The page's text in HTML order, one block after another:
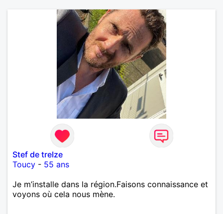
Stef de treIze
Toucy - 55 ans
Je m’installe dans la région.Faisons connaissance et
voyons où cela nous mène.